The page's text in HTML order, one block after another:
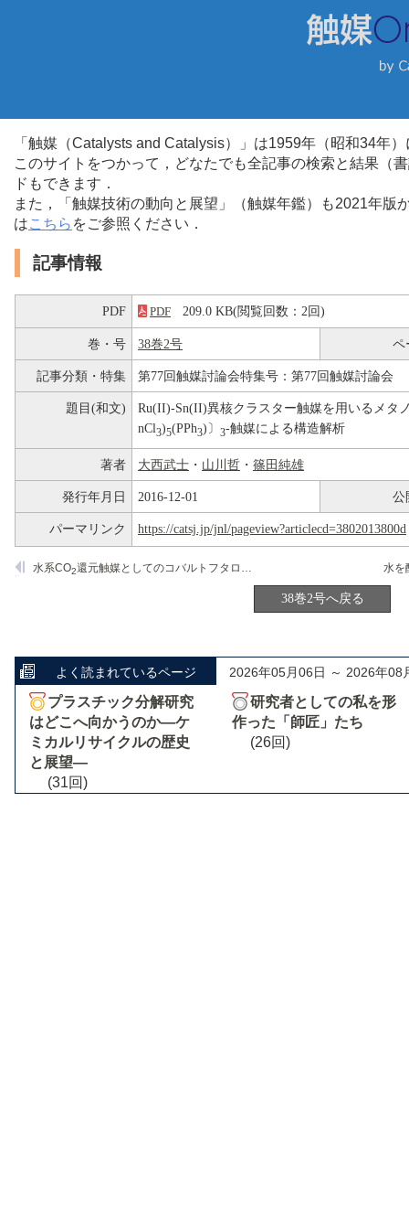
「触媒（Catalysts and Catalysis）」は1959年（昭和34年
このサイトをつかって，どなたでも全記事の検索と結果（
ドもできます．
また，「触媒技術の動向と展望」（触媒年鑑）も2021年
はこちら をご参照ください．
記事情報
PDF PDF 209.0 KB(閲覧回数：2回)
巻・号 38巻2号 ペ
記事分類・特集 第77回触媒討論会特集号：第77回触媒討論会
題目(和文)
Ru(II)-Sn(II)異核クラスター触媒を用いるメタ
nCl3)5(PPh3)〕 3-触媒による構造解析
著者 大西武士 ・ 山川哲 ・ 篠田純雄
発行年月日 2016-12-01 公
パーマリンク https://catsj.jp/jnl/pageview?articlecd=3802013800d
水系CO2還元触媒としてのコバルトフタロシアニン高分子膜
38巻2号へ戻る
よく読まれているページ 2026年05月06日 ～ 2026年08
プラスチック分解研究
はどこへ向かうのか―ケ
ミカルリサイクルの歴史
と展望―
(31回)
研究者としての私を形
作った「師匠」たち
(26回)